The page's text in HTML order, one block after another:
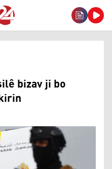
bizav ji bo